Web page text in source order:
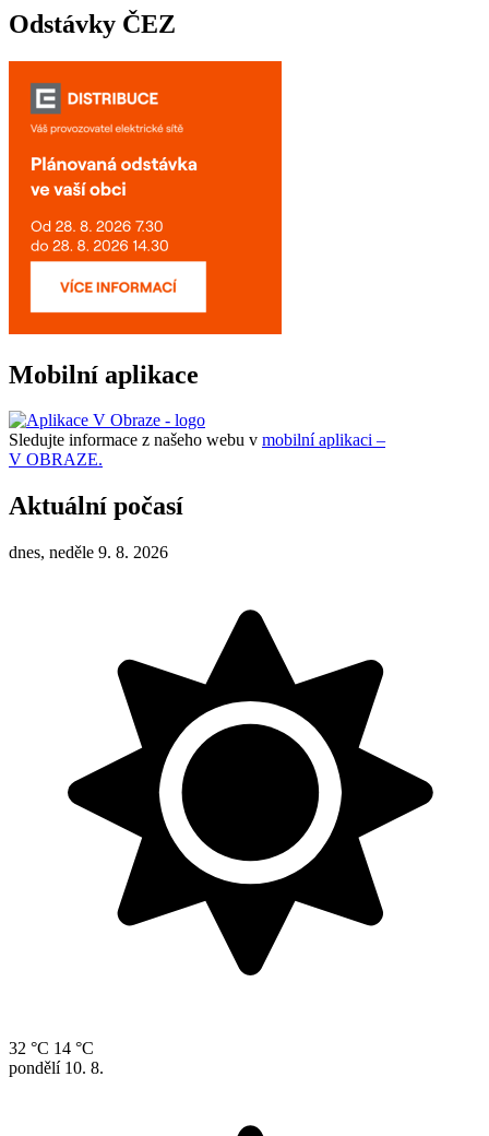
Odstávky ČEZ
Mobilní aplikace
Sledujte informace z našeho webu v mobilní aplikaci –
V OBRAZE.
Aktuální počasí
dnes, neděle 9. 8. 2026
32 °C 14 °C
pondělí 10. 8.